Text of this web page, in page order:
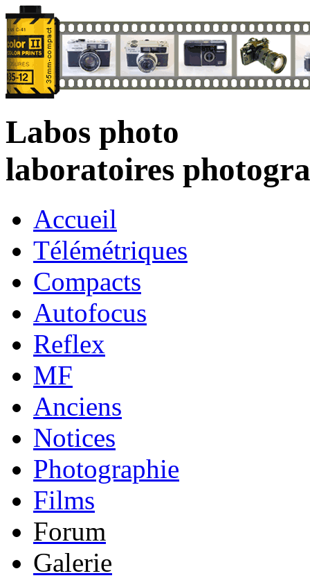
Labos photo
laboratoires
Accueil
Télémétriques
Compacts
Autofocus
Reflex
MF
Anciens
Notices
Photographie
Films
Forum
Galerie